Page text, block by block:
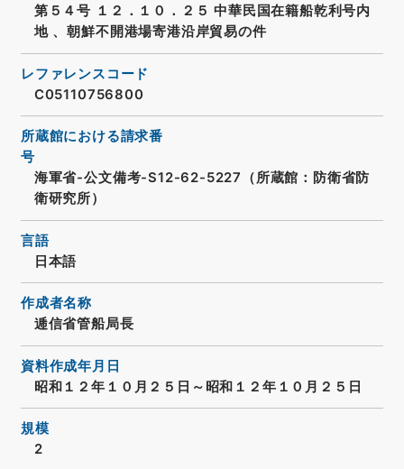
第５４号 １２．１０．２５ 中華民国在籍船乾利号内
地 、朝鮮不開港場寄港沿岸貿易の件
レファレンスコード
C05110756800
所蔵館における請求番
号
海軍省-公文備考-S12-62-5227（所蔵館：防衛省防
衛研究所）
言語
日本語
作成者名称
逓信省管船局長
資料作成年月日
昭和１２年１０月２５日～昭和１２年１０月２５日
規模
2